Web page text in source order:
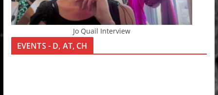
Jo Quail Interview
EVENTS - D, AT, CH